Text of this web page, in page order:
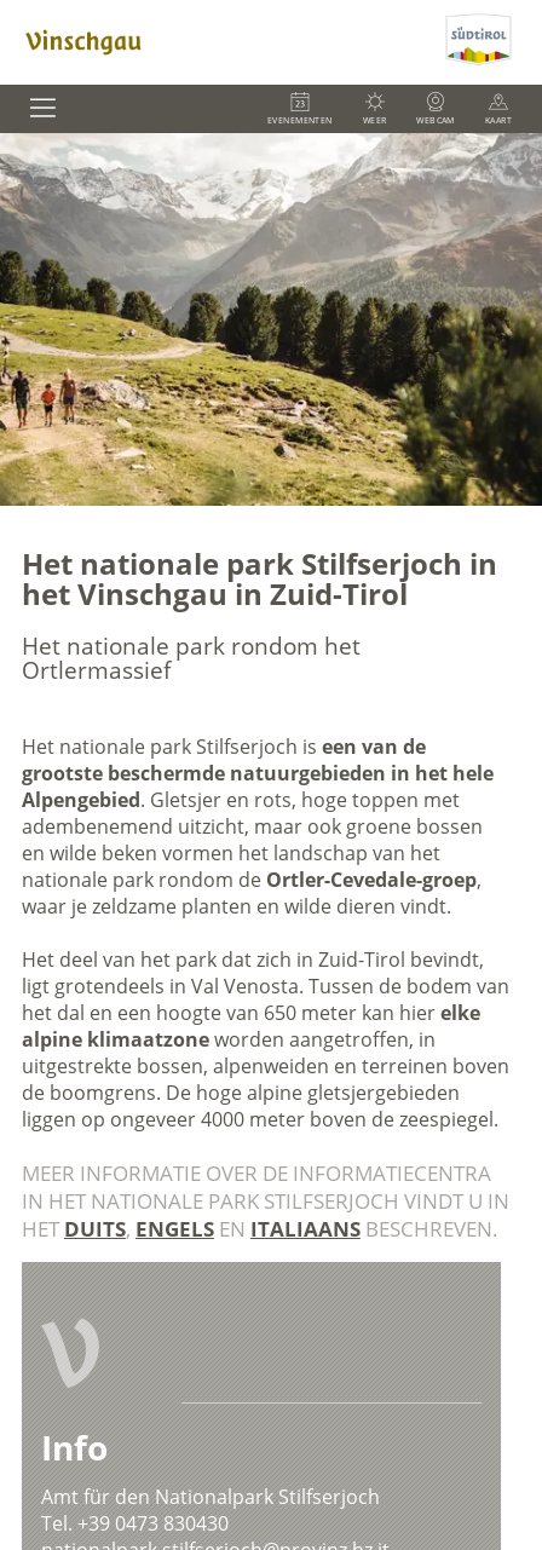
EVENEMENTEN WEER WEBCAM KAART
Het nationale park Stilfserjoch in
het Vinschgau in Zuid-Tirol
Het nationale park rondom het
Ortlermassief
Het nationale park Stilfserjoch is een van de
grootste beschermde natuurgebieden in het hele
Alpengebied. Gletsjer en rots, hoge toppen met
adembenemend uitzicht, maar ook groene bossen
en wilde beken vormen het landschap van het
nationale park rondom de Ortler-Cevedale-groep,
waar je zeldzame planten en wilde dieren vindt.
Het deel van het park dat zich in Zuid-Tirol bevindt,
ligt grotendeels in Val Venosta. Tussen de bodem van
het dal en een hoogte van 650 meter kan hierelke
alpine klimaatzoneworden aangetroffen, in
uitgestrekte bossen, alpenweiden en terreinen boven
de boomgrens. De hoge alpine gletsjergebieden
liggen op ongeveer 4000 meter boven de zeespiegel.
MEER INFORMATIE OVER DE INFORMATIECENTRA
IN HET NATIONALE PARK STILFSERJOCH VINDT U IN
HETDUITS, ENGELSEN ITALIAANSBESCHREVEN.
V
Info
Amt für den Nationalpark Stilfserjoch
Tel. +39 0473 830430